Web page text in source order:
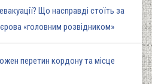
Що насправді стоїть за
«головним розвідником»
перетин кордону та місце